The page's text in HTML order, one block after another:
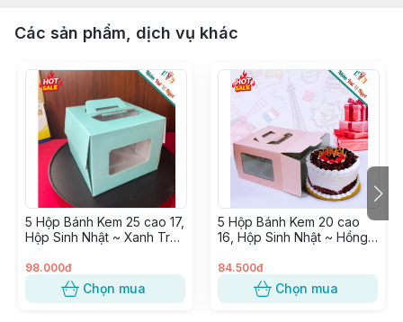
🔰 Có Cửa hàng & Kho hàng cung ứng liền mạch
🔰 Nhập hàng trực tiếp, không qua trung gian từ các
Nhà Máy lớn uy tín
Các sản phẩm, dịch vụ khác
5 Hộp Bánh Kem 25 cao 17,
Hộp Sinh Nhật ~ Xanh Trơn
98.000đ
Chọn mua
5 Hộp Bánh Kem 20 cao
16, Hộp Sinh Nhật ~ Hồng
trắng)
84.500đ
Chọn mua